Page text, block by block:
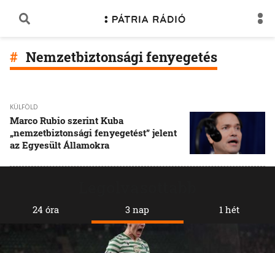
Nemzetbiztonsági fenyegetés
KÜLFÖLD
Marco Rubio szerint Kuba
„nemzetbiztonsági fenyegetést” jelent
az Egyesült Államokra
24 óra 3 nap 1 hét